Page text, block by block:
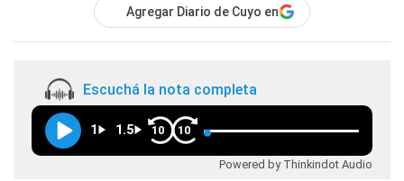
Agregar Diario de Cuyo en
Escuchá la nota completa
1 1.5 10 10
Powered by Thinkindot Audio